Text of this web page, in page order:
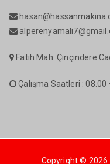
Fatih Mah. Çinçindere
Çalışma Saatleri :
Copyright © 2026